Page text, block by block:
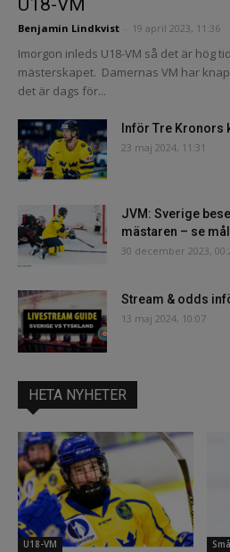
U18-VM
Benjamin Lindkvist 19 april 2023, 11:36
Imorgon inleds U18-VM så det är hög
mästerskapet. Damernas VM har
det är dags för...
Inför Tre Kronors
23 maj 2024, 11:31
JVM: Sverige
mästaren – se
30 december 2023,
Stream & odds
13 maj 2024, 10:07
HETA NYHETER
U18-VM